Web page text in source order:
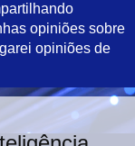
opiniões sobre
opiniões de